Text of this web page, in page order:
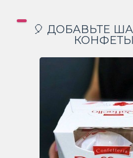
🎈 ДОБАВЬТЕ
КОНФЕТЫ